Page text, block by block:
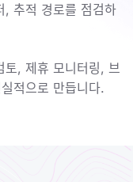
, 추적 경로를 점검하
, 제휴 모니터링, 브
적으로 만듭니다.